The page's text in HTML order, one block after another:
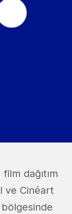
film dağıtım
ve Cinéart
bölgesinde